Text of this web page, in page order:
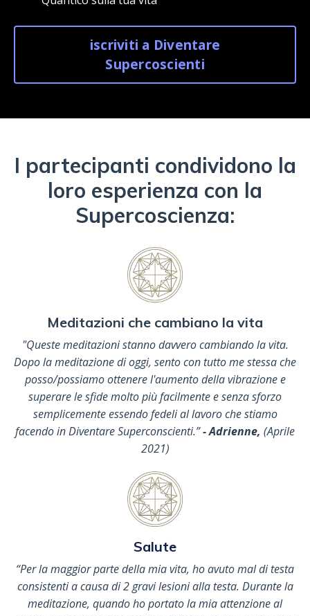
iscriviti a Diventare
Supercoscienti
I partecipanti condividono la
loro esperienza con la
Supercoscienza:
Meditazioni che cambiano la vita
"Queste meditazioni stanno davvero cambiando la vita.
Dopo la meditazione di oggi, sento con tutto me stessa che
posso/possiamo ottenere l'aumento della vibrazione e
superare le sfide molto più facilmente e senza sforzo
semplicemente essendo fedeli al lavoro che stiamo
facendo in Diventare Superconscienti.”- Adrienne, (Aprile
2021)
Salute
“Per la maggior parte della mia vita, ho avuto mal di testa
consistenti a causa di 2 gravi lesioni alla testa. Durante la
meditazione, quando ho portato la mia attenzione al